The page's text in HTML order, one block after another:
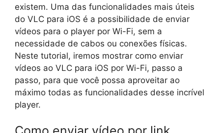
existem. Uma das funcionalidades mais úteis
do VLC para iOS é a possibilidade de enviar
vídeos para o player por Wi-Fi, sem a
necessidade de cabos ou conexões físicas.
Neste tutorial, iremos mostrar como enviar
vídeos ao VLC para iOS por Wi-Fi, passo a
passo, para que você possa aproveitar ao
máximo todas as funcionalidades desse incrível
player.